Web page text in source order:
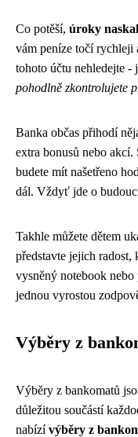
Co potěší, úroky
vám peníze točí rychleji
tohoto účtu nehledejte -
pohodlně zkontrolujete
Banka občas přihodí
extra bonusů nebo
budete mít našetřeno
dál. Vždyť jde o
Takhle můžete dětem
představte jejich
vysněný notebook
jednou vyrostou
Výběry z
Výběry z bankomatů
důležitou součástí
nabízívýběry z